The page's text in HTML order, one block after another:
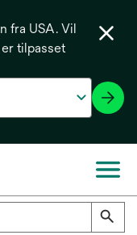
fra USA. Vil
tilpasset